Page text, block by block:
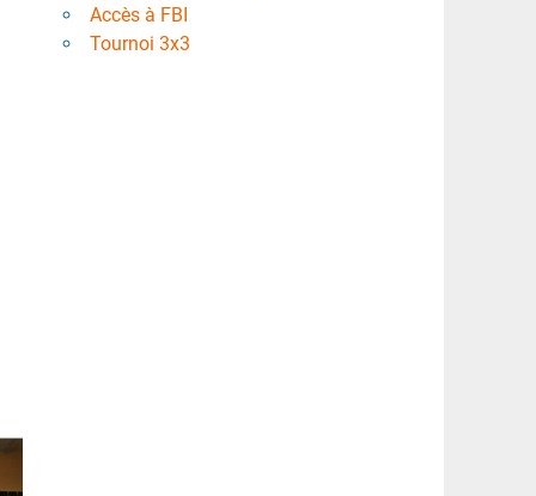
Accès à FBI
Tournoi 3x3